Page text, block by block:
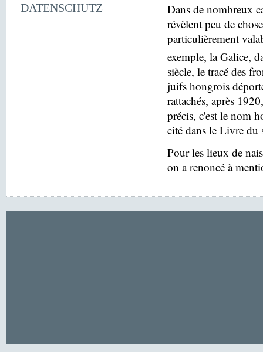
DATENSCHUTZ
Dans de nombreux
révèlent peu de
particulièrement
exemple, la Galice,
siècle, le tracé des
juifs hongrois
rattachés, après
précis, c'est le nom
cité dans le Livre du
Pour les lieux de
on a renoncé à